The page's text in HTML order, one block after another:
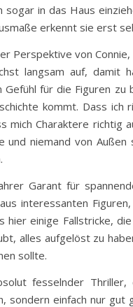
in das Haus
erkennt sie erst
Perspektive von
langsam auf,
Gefühl für die Figuren
kommt. Dass
mich Charaktere richtig
und niemand von
Garant für
interessanten
hier einige Fallstricke,
alles aufgelöst zu
sollte.
fesselnder
sondern einfach nur